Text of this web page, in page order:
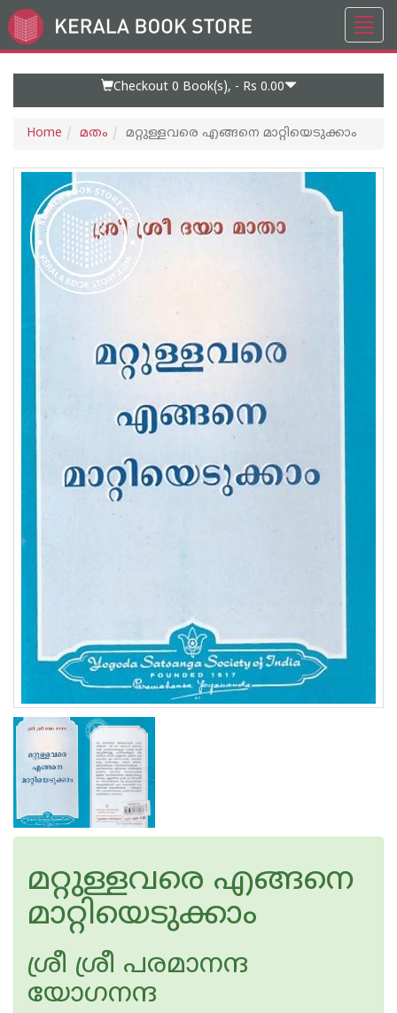
Go
to
Checkout 0 Book(s), - Rs 0.00
Home മതം മറ്റുള്ളവരെ എങ്ങനെ മാറ്റിയെടുക്കാം
മറ്റുള്ളവരെ എങ്ങനെ
മാറ്റിയെടുക്കാം
ശ്രീ ശ്രീ പരമാനന്ദ
യോഗനന്ദ